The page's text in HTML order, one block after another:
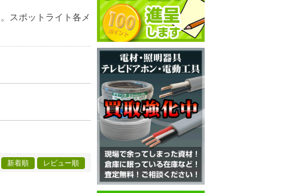
スポットライト各メ
新着順 レビュー順